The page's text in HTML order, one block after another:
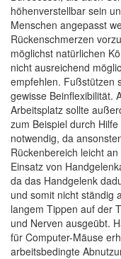
höhenverstellbar sein
Menschen angepasst
Rückenschmerzen
möglichst natürlichen
nicht ausreichend
empfehlen. Fußstützen
gewisse Beinflexibilität.
Arbeitsplatz sollte
zum Beispiel durch
notwendig, da
Rückenbereich leicht
Einsatz von
da das Handgelenk
und somit nicht ständig
langem Tippen auf der
und Nerven ausgeübt.
für Computer-Mäuse
arbeitsbedingte